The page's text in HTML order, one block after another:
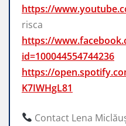
https://
risca
https://
id=100044554744236
https://
K7IWHgL81
Contact Lena